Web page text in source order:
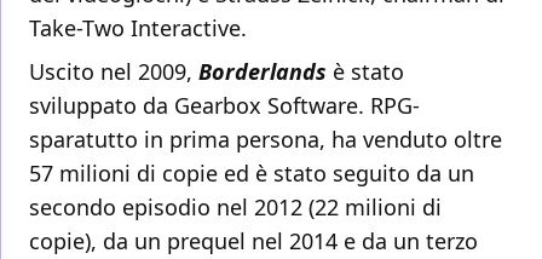
Take-Two Interactive.
Uscito nel 2009, Borderlands è stato
sviluppato da Gearbox Software. RPG-
sparatutto in prima persona, ha venduto oltre
57 milioni di copie ed è stato seguito da un
secondo episodio nel 2012 (22 milioni di
copie), da un prequel nel 2014 e da un terzo